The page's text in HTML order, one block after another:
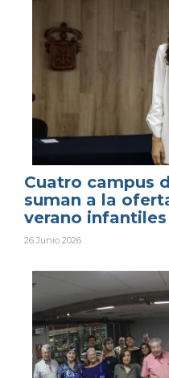
Cuatro campus
suman a la
verano
26 Junio 2026